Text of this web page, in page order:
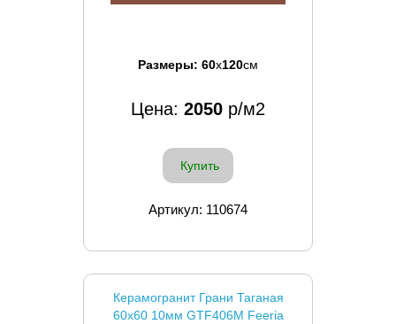
Размеры: 60x120см
Цена: 2050 р/м2
Купить
Артикул: 110674
Керамогранит Грани Таганая
60x60 10мм GTF406М Feeria